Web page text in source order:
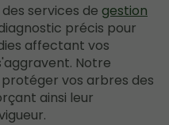
services de gestion
précis pour
affectant vos
Notre
vos arbres des
ainsi leur